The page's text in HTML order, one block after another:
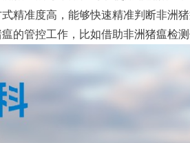
精准度高，能够快速精准判断非洲猪
的管控工作，比如借助非洲猪瘟检